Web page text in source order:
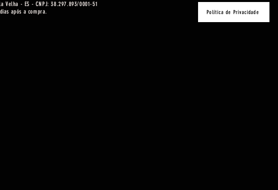
Velha - ES - CNPJ: 38.297.893/0001-51
após a compra.
Política de Privacidade